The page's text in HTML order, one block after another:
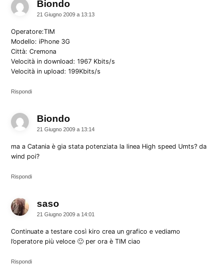
Biondo
21 Giugno 2009 a 13:13
Operatore:TIM
Modello: iPhone 3G
Città: Cremona
Velocità in download: 1967 Kbits/s
Velocità in upload: 199Kbits/s
Rispondi
Biondo
21 Giugno 2009 a 13:14
ma a Catania è gia stata potenziata la linea High speed Umts? da
wind poi?
Rispondi
saso
21 Giugno 2009 a 14:01
Continuate a testare così kiro crea un grafico e vediamo
l’operatore più veloce 🙂 per ora è TIM ciao
Rispondi